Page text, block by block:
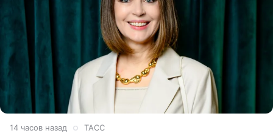
14 часов назад ТАСС